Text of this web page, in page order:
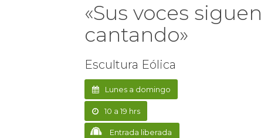
«Sus voces siguen
cantando»
Escultura Eólica
Lunes a domingo
10 a 19 hrs
Entrada liberada